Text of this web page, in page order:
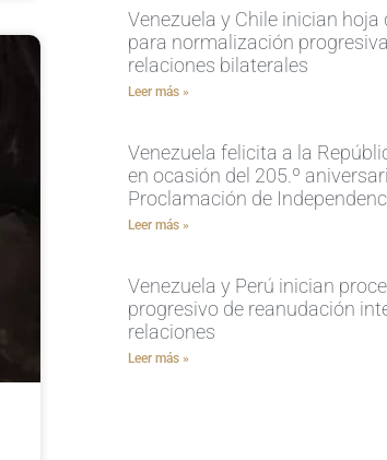
Venezuela y Chile inician hoja
para normalización
relaciones bilaterales
Leer más »
Venezuela felicita a la
en ocasión del 205.º
Proclamación de
Leer más »
Venezuela y Perú inician
progresivo de reanudación
relaciones
Leer más »